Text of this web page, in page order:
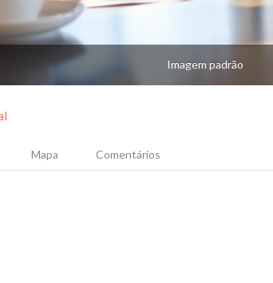
Imagem padrão
Mapa Comentários